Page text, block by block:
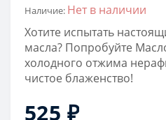
Наличие: Нет в наличии
Хотите испытать
масла? Попробуйте
холодного отжима
чистое блаженство!
525 ₽